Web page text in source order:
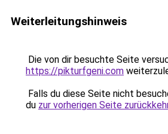
Weiterleitungshinweis
Die von dir besuchte Seite
https://pikturfgeni.com
Falls du diese Seite nicht
du zur vorherigen Seite